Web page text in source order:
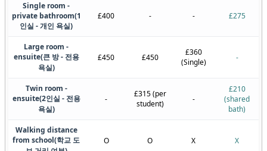
Single room -
private bathroom(1
인실 - 개인 욕실)
£400 - - £275
Large room -
ensuite(큰 방 - 전용
욕실)
£450 £450
£360
(Single)
-
Twin room -
ensuite(2인실 - 전용
욕실)
-
£315 (per
student)
-
£210
(shared
bath)
Walking distance
from school(학교 도
O O X X